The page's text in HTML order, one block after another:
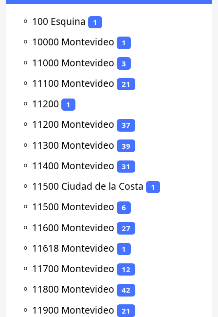
⚬ 100 Esquina 1
⚬ 10000 Montevideo 1
⚬ 11000 Montevideo 3
⚬ 11100 Montevideo 21
⚬ 11200 1
⚬ 11200 Montevideo 37
⚬ 11300 Montevideo 39
⚬ 11400 Montevideo 31
⚬ 11500 Ciudad de la Costa 1
⚬ 11500 Montevideo 6
⚬ 11600 Montevideo 27
⚬ 11618 Montevideo 1
⚬ 11700 Montevideo 12
⚬ 11800 Montevideo 42
⚬ 11900 Montevideo 21